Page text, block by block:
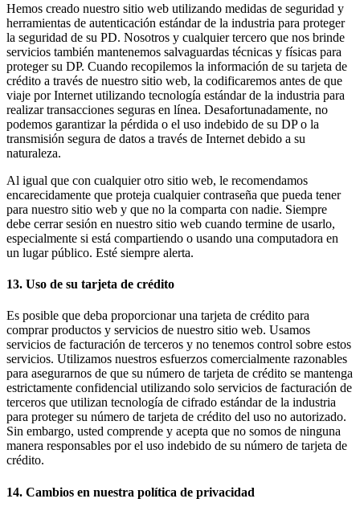
Hemos creado nuestro sitio web utilizando medidas de seguridad y
herramientas de autenticación estándar de la industria para proteger
la seguridad de su PD. Nosotros y cualquier tercero que nos brinde
servicios también mantenemos salvaguardas técnicas y físicas para
proteger su DP. Cuando recopilemos la información de su tarjeta de
crédito a través de nuestro sitio web, la codificaremos antes de que
viaje por Internet utilizando tecnología estándar de la industria para
realizar transacciones seguras en línea. Desafortunadamente, no
podemos garantizar la pérdida o el uso indebido de su DP o la
transmisión segura de datos a través de Internet debido a su
naturaleza.
Al igual que con cualquier otro sitio web, le recomendamos
encarecidamente que proteja cualquier contraseña que pueda tener
para nuestro sitio web y que no la comparta con nadie. Siempre
debe cerrar sesión en nuestro sitio web cuando termine de usarlo,
especialmente si está compartiendo o usando una computadora en
un lugar público. Esté siempre alerta.
13. Uso de su tarjeta de crédito
Es posible que deba proporcionar una tarjeta de crédito para
comprar productos y servicios de nuestro sitio web. Usamos
servicios de facturación de terceros y no tenemos control sobre estos
servicios. Utilizamos nuestros esfuerzos comercialmente razonables
para asegurarnos de que su número de tarjeta de crédito se mantenga
estrictamente confidencial utilizando solo servicios de facturación de
terceros que utilizan tecnología de cifrado estándar de la industria
para proteger su número de tarjeta de crédito del uso no autorizado.
Sin embargo, usted comprende y acepta que no somos de ninguna
manera responsables por el uso indebido de su número de tarjeta de
crédito.
14. Cambios en nuestra política de privacidad